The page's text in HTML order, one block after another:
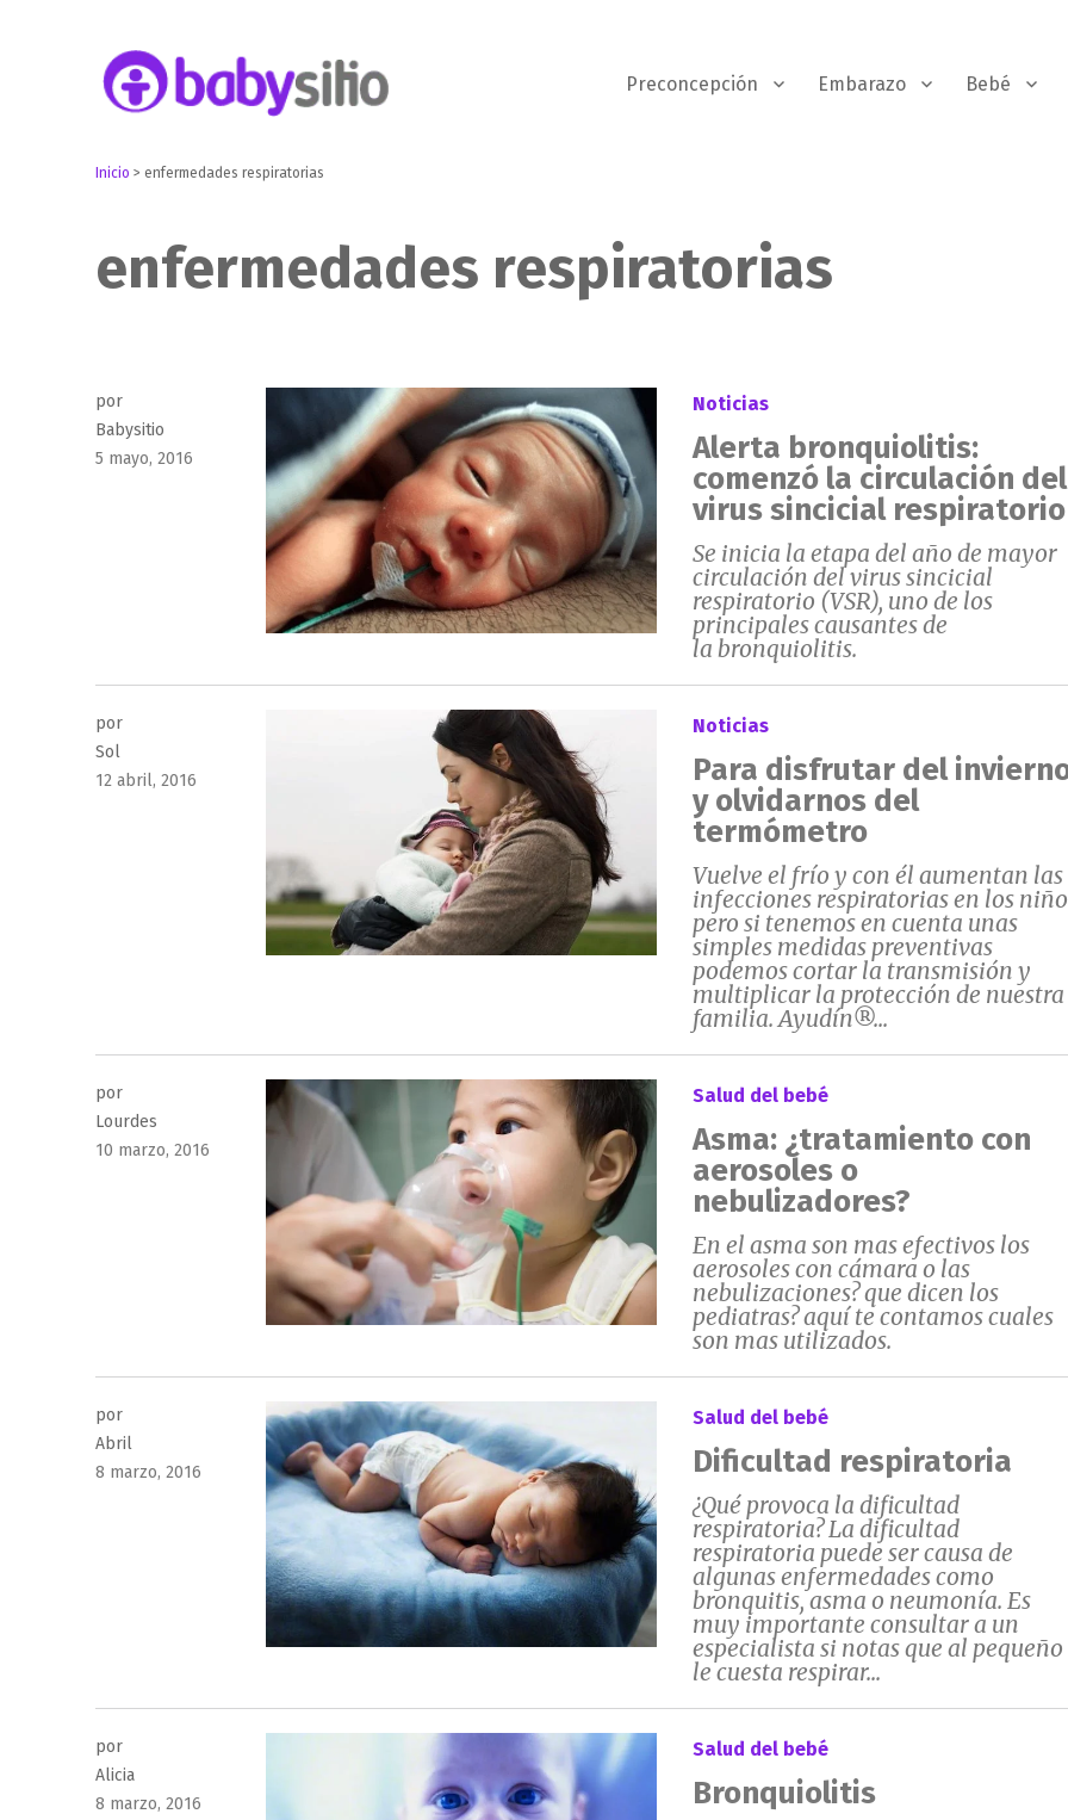
Preconcepción Embarazo Bebé
Inicio >enfermedades respiratorias
enfermedades respiratorias
por
Babysitio
Publicado
5 mayo, 2016
Noticias
Alerta bronquiolitis:
comenzó la circulación del
virus sincicial respiratorio
Se inicia la etapa del año de mayor
circulación del virus sincicial
respiratorio (VSR), uno de los
principales causantes de
la bronquiolitis.
por
Sol
Publicado
12 abril, 2016
Noticias
Para disfrutar del
y olvidarnos del
termómetro
Vuelve el frío y con él aumentan las
infecciones respiratorias en los
pero si tenemos en cuenta unas
simples medidas preventivas
podemos cortar la transmisión y
multiplicar la protección de nuestra
familia. Ayudín®...
por
Lourdes
Publicado
10 marzo, 2016
Salud del bebé
Asma: ¿tratamiento con
aerosoles o
nebulizadores?
En el asma son mas efectivos los
aerosoles con cámara o las
nebulizaciones? que dicen los
pediatras? aquí te contamos cuales
son mas utilizados.
por
Abril
Publicado
8 marzo, 2016
Salud del bebé
Dificultad respiratoria
¿Qué provoca la dificultad
respiratoria? La dificultad
respiratoria puede ser causa de
algunas enfermedades como
bronquitis, asma o neumonía. Es
muy importante consultar a un
especialista si notas que al pequeño
le cuesta respirar...
por
Alicia
Publicado
8 marzo, 2016
Salud del bebé
Bronquiolitis